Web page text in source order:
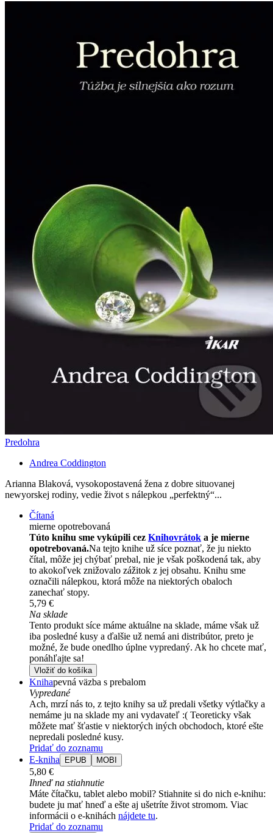
Predohra
Andrea Coddington
Arianna Blaková, vysokopostavená žena z dobre situovanej
newyorskej rodiny, vedie život s nálepkou „perfektný“...
Čítaná
mierne opotrebovaná
Túto knihu sme vykúpili cez Knihovrátok a je mierne
opotrebovaná.Na tejto knihe už síce poznať, že ju niekto
čítal, môže jej chýbať prebal, nie je však poškodená tak, aby
to akokoľvek znižovalo zážitok z jej obsahu. Knihu sme
označili nálepkou, ktorá môže na niektorých obaloch
zanechať stopy.
5,79 €
Na sklade
Tento produkt síce máme aktuálne na sklade, máme však už
iba posledné kusy a ďalšie už nemá ani distribútor, preto je
možné, že bude onedlho úplne vypredaný. Ak ho chcete mať,
ponáhľajte sa!
Vložiť do košíka
Knihapevná väzba s prebalom
Vypredané
Ach, mrzí nás to, z tejto knihy sa už predali všetky výtlačky a
nemáme ju na sklade my ani vydavateľ :( Teoreticky však
môžete mať šťastie v niektorých iných obchodoch, ktoré ešte
nepredali posledné kusy.
Pridať do zoznamu
E-kniha
EPUB MOBI
5,80 €
Ihneď na stiahnutie
Máte čítačku, tablet alebo mobil? Stiahnite si do nich e-knihu:
budete ju mať hneď a ešte aj ušetríte život stromom. Viac
informácii o e-knihách nájdete tu.
Pridať do zoznamu